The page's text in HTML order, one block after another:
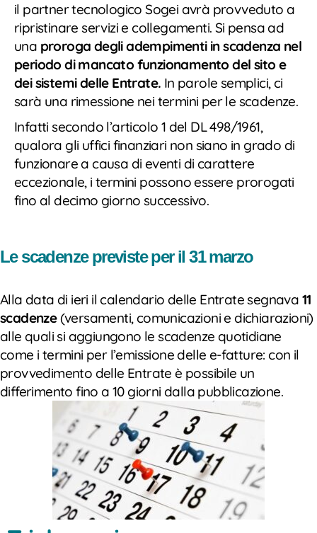
il partner tecnologico Sogei avrà provveduto a
ripristinare servizi e collegamenti. Si pensa ad
una proroga degli adempimenti in scadenza nel
periodo di mancato funzionamento del sito e
dei sistemi delle Entrate. In parole semplici, ci
sarà una rimessione nei termini per le scadenze.
Infatti secondo l’articolo 1 del DL 498/1961,
qualora gli uffici finanziari non siano in grado di
funzionare a causa di eventi di carattere
eccezionale, i termini possono essere prorogati
fino al decimo giorno successivo.
Le scadenze previste per il 31 marzo
Alla data di ieri il calendario delle Entrate segnava 11
scadenze(versamenti, comunicazioni e dichiarazioni)
alle quali si aggiungono le scadenze quotidiane
come i termini per l’emissione delle e-fatture: con il
provvedimento delle Entrate è possibile un
differimento fino a 10 giorni dalla pubblicazione.